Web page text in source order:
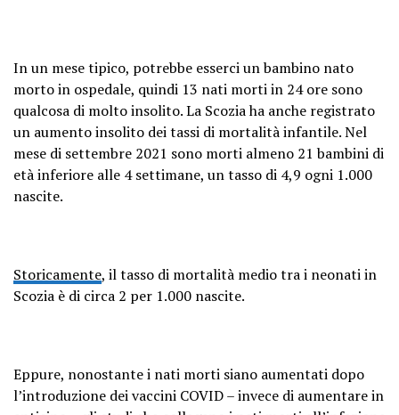
In un mese tipico, potrebbe esserci un bambino nato
morto in ospedale, quindi 13 nati morti in 24 ore sono
qualcosa di molto insolito. La Scozia ha anche registrato
un aumento insolito dei tassi di mortalità infantile. Nel
mese di settembre 2021 sono morti almeno 21 bambini di
età inferiore alle 4 settimane, un tasso di 4,9 ogni 1.000
nascite.
Storicamente, il tasso di mortalità medio tra i neonati in
Scozia è di circa 2 per 1.000 nascite.
Eppure, nonostante i nati morti siano aumentati dopo
l’introduzione dei vaccini COVID – invece di aumentare in